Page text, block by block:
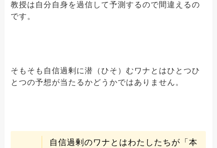
教授は自分自身を過信して予測するので間違えるの
です。
そもそも自信過剰に潜（ひそ）むワナとはひとつひ
とつの予想が当たるかどうかではありません。
自信過剰のワナとはわたしたちが「本